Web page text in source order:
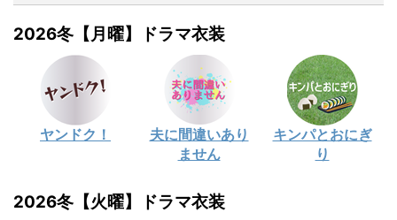
2026冬【月曜】ドラマ衣装
ヤンドク！
夫に間違いあり
ません
キンパとおにぎ
り
2026冬【火曜】ドラマ衣装